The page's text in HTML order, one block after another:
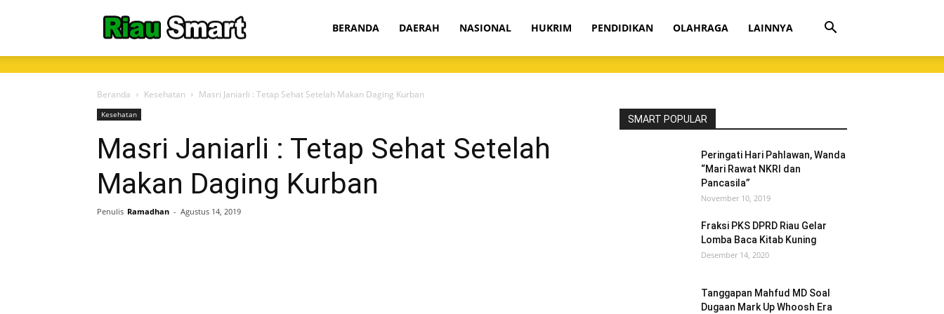
BERANDA DAERAH NASIONAL HUKRIM PENDIDIKAN OLAHRAGA LAINNYA
Beranda Kesehatan Masri Janiarli : Tetap Sehat Setelah Makan Daging Kurban
Kesehatan
Masri Janiarli : Tetap Sehat Setelah
Makan Daging Kurban
Penulis Ramadhan - Agustus 14, 2019
SMART POPULAR
Peringati Hari Pahlawan, Wanda
“Mari Rawat NKRI dan
Pancasila”
November 10, 2019
Fraksi PKS DPRD Riau Gelar
Lomba Baca Kitab Kuning
Desember 14, 2020
Tanggapan Mahfud MD Soal
Dugaan Mark Up Whoosh Era